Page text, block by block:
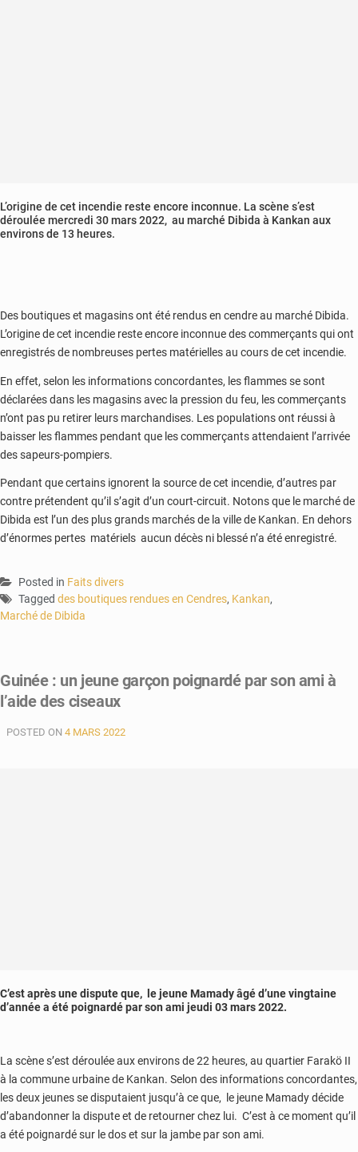
L’origine de cet incendie reste encore inconnue. La scène s’est
déroulée mercredi 30 mars 2022, au marché Dibida à Kankan aux
environs de 13 heures.
Des boutiques et magasins ont été rendus en cendre au marché Dibida.
L’origine de cet incendie reste encore inconnue des commerçants qui ont
enregistrés de nombreuses pertes matérielles au cours de cet incendie.
En effet, selon les informations concordantes, les flammes se sont
déclarées dans les magasins avec la pression du feu, les commerçants
n’ont pas pu retirer leurs marchandises. Les populations ont réussi à
baisser les flammes pendant que les commerçants attendaient l’arrivée
des sapeurs-pompiers.
Pendant que certains ignorent la source de cet incendie, d’autres par
contre prétendent qu’il s’agit d’un court-circuit. Notons que le marché de
Dibida est l’un des plus grands marchés de la ville de Kankan. En dehors
d’énormes pertes matériels aucun décès ni blessé n’a été enregistré.
Posted in Faits divers
Tagged des boutiques rendues en Cendres, Kankan,
Marché de Dibida
Guinée : un jeune garçon poignardé par son ami à
l’aide des ciseaux
POSTED ON 4 MARS 2022
C’est après une dispute que, le jeune Mamady âgé d’une vingtaine
d’année a été poignardé par son ami jeudi 03 mars 2022.
La scène s’est déroulée aux environs de 22 heures, au quartier Farakö II
à la commune urbaine de Kankan. Selon des informations concordantes,
les deux jeunes se disputaient jusqu’à ce que, le jeune Mamady décide
d’abandonner la dispute et de retourner chez lui. C’est à ce moment qu’il
a été poignardé sur le dos et sur la jambe par son ami.